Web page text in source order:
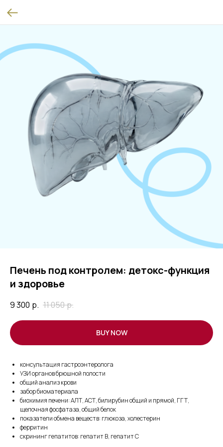
Печень под контролем: детокс-функция
и здоровье
9 300 р. 11 050р.
BUY NOW
консультация гастроэнтеролога
УЗИ органов брюшной полости
общий анализ крови
забор биоматериала
биохимия печени: АЛТ, АСТ, билирубин общий и прямой, ГГТ,
щелочная фосфатаза, общий белок
показатели обмена веществ: глюкоза, холестерин
ферритин
скрининг гепатитов: гепатит В, гепатит С